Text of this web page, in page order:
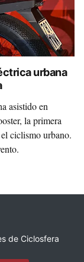
urbana
asistido en
la primera
ciclismo urbano.
de Ciclosfera